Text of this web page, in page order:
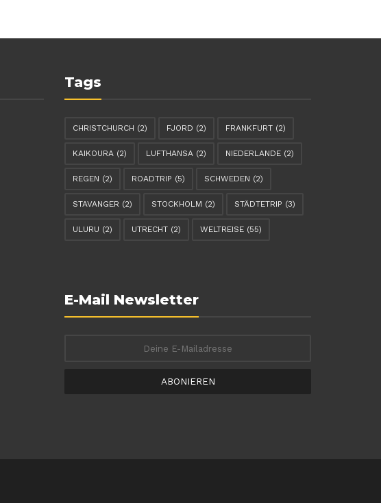
Tags
CHRISTCHURCH (2) FJORD (2) FRANKFURT (2)
KAIKOURA (2) LUFTHANSA (2) NIEDERLANDE (2)
REGEN (2) ROADTRIP (5) SCHWEDEN (2)
STAVANGER (2) STOCKHOLM (2) STÄDTETRIP (3)
ULURU (2) UTRECHT (2) WELTREISE (55)
E-Mail Newsletter
ABONIEREN